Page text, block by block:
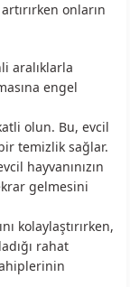
onların
aralıklarla
engel
olun. Bu, evcil
temizlik sağlar.
hayvanınızın
gelmesini
kolaylaştırırken,
rahat